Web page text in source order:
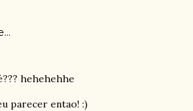
hehehehhe
parecer entao! :)